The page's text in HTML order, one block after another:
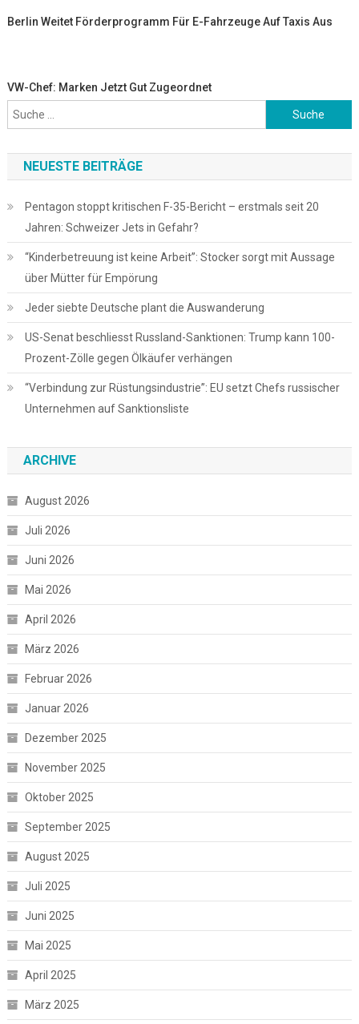
Berlin Weitet Förderprogramm Für E-Fahrzeuge Auf Taxis Aus
VW-Chef: Marken Jetzt Gut Zugeordnet
Suche
nach:
NEUESTE BEITRÄGE
Pentagon stoppt kritischen F-35-Bericht – erstmals seit 20
Jahren: Schweizer Jets in Gefahr?
“Kinderbetreuung ist keine Arbeit”: Stocker sorgt mit Aussage
über Mütter für Empörung
Jeder siebte Deutsche plant die Auswanderung
US-Senat beschliesst Russland-Sanktionen: Trump kann 100-
Prozent-Zölle gegen Ölkäufer verhängen
“Verbindung zur Rüstungsindustrie”: EU setzt Chefs russischer
Unternehmen auf Sanktionsliste
ARCHIVE
August 2026
Juli 2026
Juni 2026
Mai 2026
April 2026
März 2026
Februar 2026
Januar 2026
Dezember 2025
November 2025
Oktober 2025
September 2025
August 2025
Juli 2025
Juni 2025
Mai 2025
April 2025
März 2025